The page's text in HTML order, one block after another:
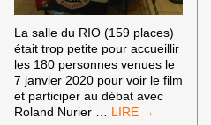
La salle du RIO (159 places)
était trop petite pour accueillir
les 180 personnes venues le
7 janvier 2020 pour voir le film
et participer au débat avec
Roland Nurier
LE